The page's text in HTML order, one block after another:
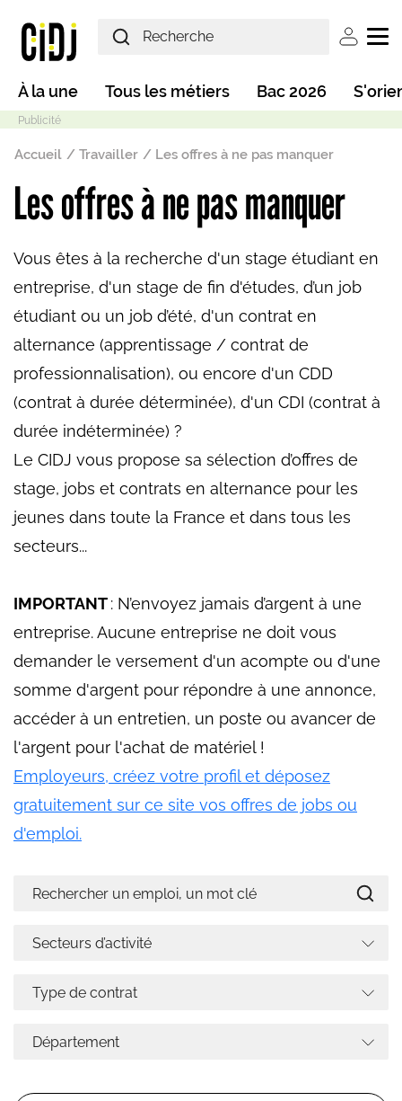
User
Main navigation
À la une Tous les métiers Bac 2026
Fil d'Ariane
Accueil Travailler Les offres à ne pas manquer
Les offres à ne pas manquer
Vous êtes à la recherche d'un stage étudiant en
entreprise, d'un stage de fin d'études, d’un job
étudiant ou un job d’été, d'un contrat en
alternance (apprentissage / contrat de
professionnalisation), ou encore d'un CDD
(contrat à durée déterminée), d'un CDI (contrat à
durée indéterminée) ?
Le CIDJ vous propose sa sélection d’offres de
stage, jobs et contrats en alternance pour les
jeunes dans toute la France et dans tous les
secteurs...
IMPORTANT: N’envoyez jamais d’argent à une
entreprise. Aucune entreprise ne doit vous
demander le versement d'un acompte ou d'une
somme d'argent pour répondre à une annonce,
accéder à un entretien, un poste ou avancer de
l'argent pour l'achat de matériel !
Employeurs, créez votre profil et déposez
gratuitement sur ce site vos offres de jobs ou
d'emploi.